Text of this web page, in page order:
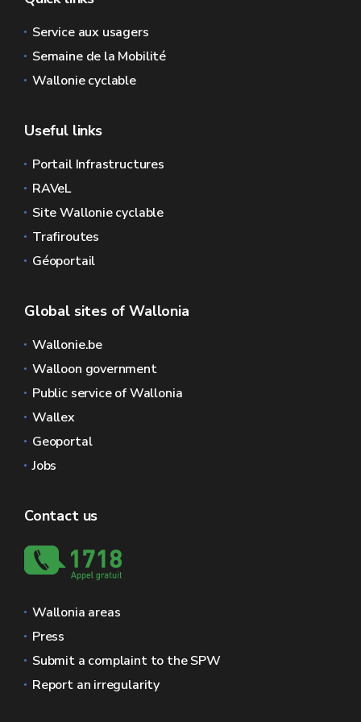
Service aux usagers
Semaine de la Mobilité
Wallonie cyclable
Useful links
Portail Infrastructures
RAVeL
Site Wallonie cyclable
Trafiroutes
Géoportail
Global sites of Wallonia
Wallonie.be
Walloon government
Public service of Wallonia
Wallex
Geoportal
Jobs
Contact us
Wallonia areas
Press
Submit a complaint to the SPW
Report an irregularity